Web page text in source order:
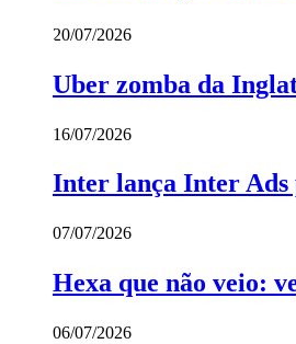
20/07/2026
Uber zomba da
16/07/2026
Inter lança Inter Ads
07/07/2026
Hexa que não veio:
06/07/2026